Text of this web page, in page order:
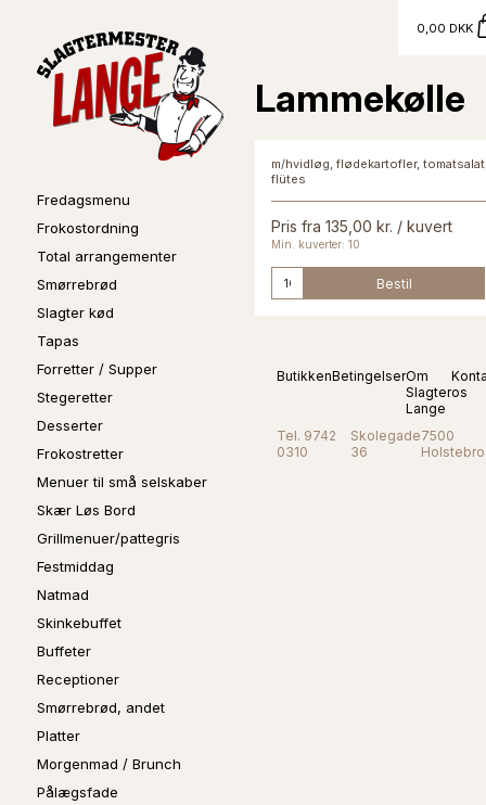
Fredagsmenu
Frokostordning
Total arrangementer
Smørrebrød
Slagter kød
Tapas
Forretter / Supper
Stegeretter
Desserter
Frokostretter
Menuer til små selskaber
Skær Løs Bord
Grillmenuer/pattegris
Festmiddag
Natmad
Skinkebuffet
Buffeter
Receptioner
Smørrebrød, andet
Platter
Morgenmad / Brunch
Pålægsfade
0,00 DKK
Lammekølle
m/hvidløg, flødekartofler,
flütes
Pris fra 135,00 kr. / kuvert
Min. kuverter: 10
Bestil
ButikkenBetingelserOm
Slagter
Lange
os
Tel. 9742
0310
Skolegade
36
7500
Holstebro